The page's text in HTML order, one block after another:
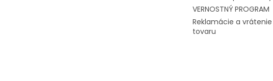
VERNOSTNÝ PROGRAM
Reklamácie a vrátenie
tovaru